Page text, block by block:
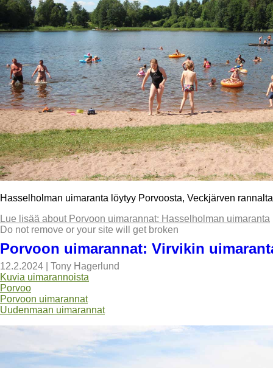
Hasselholman uimaranta löytyy Porvoosta, Veckjärven
Lue lisää about Porvoon uimarannat: Hasselholman uimaranta
Do not remove or your site will get broken
Porvoon uimarannat: Virvikin
12.2.2024
Tony Hagerlund
Kuvia uimarannoista
Porvoo
Porvoon uimarannat
Uudenmaan uimarannat